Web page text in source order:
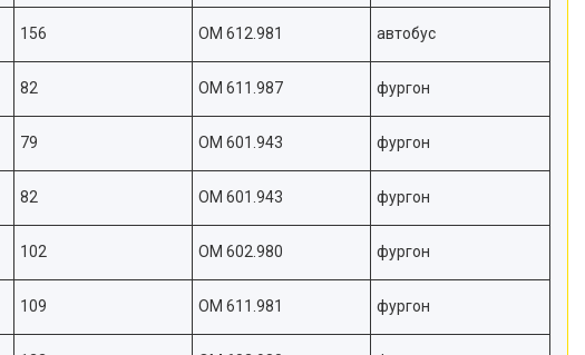
156 OM 612.981 автобус
82 OM 611.987 фургон
79 OM 601.943 фургон
82 OM 601.943 фургон
102 OM 602.980 фургон
109 OM 611.981 фургон